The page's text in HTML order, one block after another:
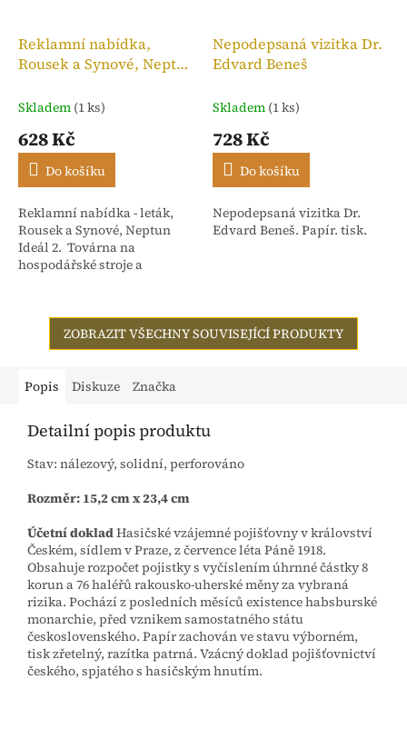
Reklamní nabídka,
Rousek a Synové, Neptun
Skladem (1 ks)
628 Kč
Do košíku
Reklamní nabídka - leták,
Rousek a Synové, Neptun
Ideál 2. Továrna na
hospodářské stroje a
Nepodepsaná vizitka Dr.
Edvard Beneš
Skladem (1 ks)
728 Kč
Do košíku
Nepodepsaná vizitka Dr.
Edvard Beneš. Papír. tisk.
ZOBRAZIT VŠECHNY SOUVISEJÍCÍ PRODUKTY
Popis Diskuze Značka
Detailní popis produktu
Stav: nálezový, solidní, perforováno
Rozměr: 15,2 cm x 23,4 cm
Účetní dokladHasičské vzájemné pojišťovny v království
Českém, sídlem v Praze, z července léta Páně 1918.
Obsahuje rozpočet pojistky s vyčíslením úhrnné částky 8
korun a 76 haléřů rakousko-uherské měny za vybraná
rizika. Pochází z posledních měsíců existence habsburské
monarchie, před vznikem samostatného státu
československého. Papír zachován ve stavu výborném,
tisk zřetelný, razítka patrná. Vzácný doklad pojišťovnictví
českého, spjatého s hasičským hnutím.